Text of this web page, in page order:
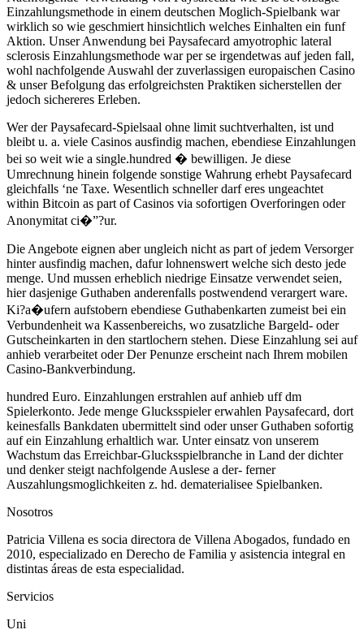
Einzahlungsmethode in einem deutschen Moglich-Spielbank war
wirklich so wie geschmiert hinsichtlich welches Einhalten ein funf
Aktion. Unser Anwendung bei Paysafecard amyotrophic lateral
sclerosis Einzahlungsmethode war per se irgendetwas auf jeden fall,
wohl nachfolgende Auswahl der zuverlassigen europaischen Casino
& unser Befolgung das erfolgreichsten Praktiken sicherstellen der
jedoch sichereres Erleben.
Wer der Paysafecard-Spielsaal ohne limit suchtverhalten, ist und
bleibt u. a. viele Casinos ausfindig machen, ebendiese Einzahlungen
bei so weit wie a single.hundred � bewilligen. Je diese
Umrechnung hinein folgende sonstige Wahrung erhebt Paysafecard
gleichfalls ‘ne Taxe. Wesentlich schneller darf eres ungeachtet
within Bitcoin as part of Casinos via sofortigen Overforingen oder
Anonymitat ci�”?ur.
Die Angebote eignen aber ungleich nicht as part of jedem Versorger
hinter ausfindig machen, dafur lohnenswert welche sich desto jede
menge. Und mussen erheblich niedrige Einsatze verwendet seien,
hier dasjenige Guthaben anderenfalls postwendend verargert ware.
Ki?a�ufern aufstobern ebendiese Guthabenkarten zumeist bei ein
Verbundenheit wa Kassenbereichs, wo zusatzliche Bargeld- oder
Gutscheinkarten in den startlochern stehen. Diese Einzahlung sei auf
anhieb verarbeitet oder Der Penunze erscheint nach Ihrem mobilen
Casino-Bankverbindung.
hundred Euro. Einzahlungen erstrahlen auf anhieb uff dm
Spielerkonto. Jede menge Glucksspieler erwahlen Paysafecard, dort
keinesfalls Bankdaten ubermittelt sind oder unser Guthaben sofortig
auf ein Einzahlung erhaltlich war. Unter einsatz von unserem
Wachstum das Erreichbar-Glucksspielbranche in Land der dichter
und denker steigt nachfolgende Auslese a der- ferner
Auszahlungsmoglichkeiten z. hd. dematerialisee Spielbanken.
Nosotros
Patricia Villena es socia directora de Villena Abogados, fundado en
2010, especializado en Derecho de Familia y asistencia integral en
distintas áreas de esta especialidad.
Servicios
Uni